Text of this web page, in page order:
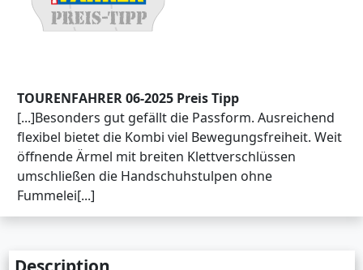
TOURENFAHRER 06-2025 Preis Tipp
[...]Besonders gut gefällt die Passform. Ausreichend
flexibel bietet die Kombi viel Bewegungsfreiheit. Weit
öffnende Ärmel mit breiten Klettverschlüssen
umschließen die Handschuhstulpen ohne
Fummelei[...]